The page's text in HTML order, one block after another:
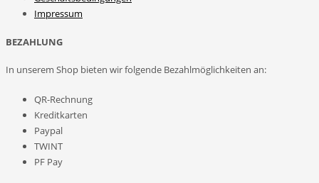
Impressum
BEZAHLUNG
In unserem Shop bieten wir folgende Bezahlmöglichkeiten an:
QR-Rechnung
Kreditkarten
Paypal
TWINT
PF Pay